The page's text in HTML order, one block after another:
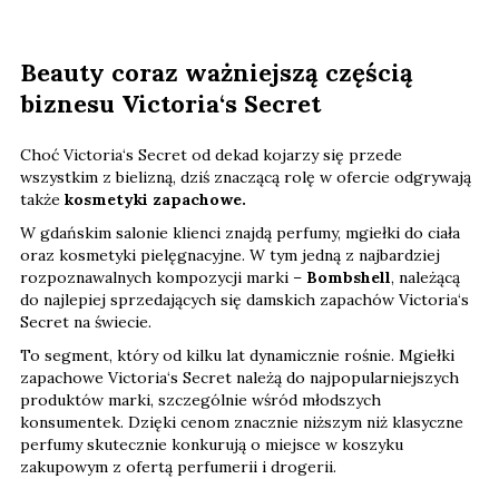
Beauty coraz ważniejszą częścią
biznesu Victoria‘s Secret
Choć Victoria‘s Secret od dekad kojarzy się przede
wszystkim z bielizną, dziś znaczącą rolę w ofercie odgrywają
także kosmetyki zapachowe.
W gdańskim salonie klienci znajdą perfumy, mgiełki do ciała
oraz kosmetyki pielęgnacyjne. W tym jedną z najbardziej
rozpoznawalnych kompozycji marki – Bombshell, należącą
do najlepiej sprzedających się damskich zapachów Victoria‘s
Secret na świecie.
To segment, który od kilku lat dynamicznie rośnie. Mgiełki
zapachowe Victoria‘s Secret należą do najpopularniejszych
produktów marki, szczególnie wśród młodszych
konsumentek. Dzięki cenom znacznie niższym niż klasyczne
perfumy skutecznie konkurują o miejsce w koszyku
zakupowym z ofertą perfumerii i drogerii.